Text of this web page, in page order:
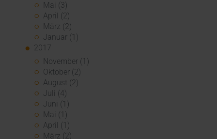
Mai (3)
April (2)
März (2)
Januar (1)
2017
November (1)
Oktober (2)
August (2)
Juli (4)
Juni (1)
Mai (1)
April (1)
März (2)